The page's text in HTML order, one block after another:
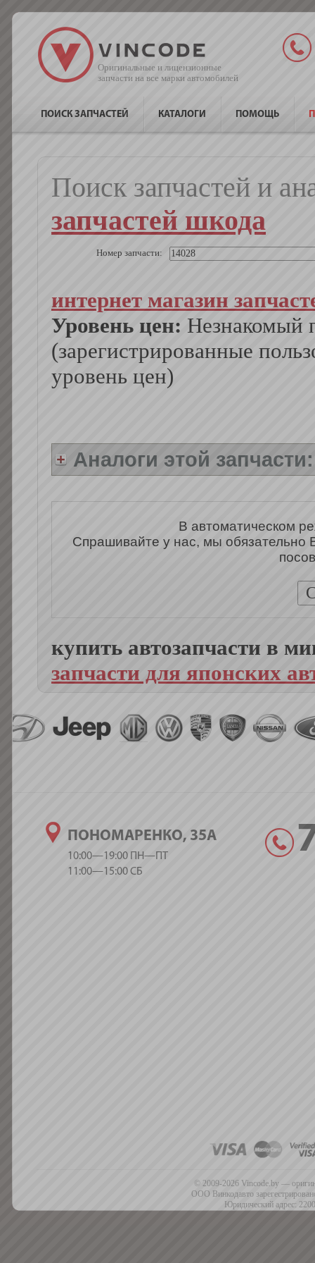
Оригинальные и лицензионные
запчасти на все марки автомобилей
ПОИСК ЗАПЧАСТЕЙ КАТАЛОГИ ПОМОЩЬ
Поиск запчастей и
запчастей шкода
Номер запчасти:
интернет магазин
Уровень цен: Незнакомый
(зарегистрированные
уровень цен)
Аналоги этой
В автоматическом
Спрашивайте у нас, мы
купить автозапчасти в
запчасти для японских
ПОНОМАРЕНКО, 35А
10:00—19:00 ПН—ПТ
11:00—15:00 СБ
© 2009-2026 Vincode.by —
ООО Винкодавто
Юридический адрес: